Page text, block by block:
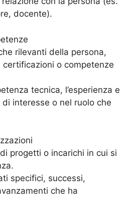
docente).
rilevanti della persona,
certificazioni o competenze
tecnica, l’esperienza e
di interesse o nel ruolo che
progetti o incarichi in cui si
specifici, successi,
che ha